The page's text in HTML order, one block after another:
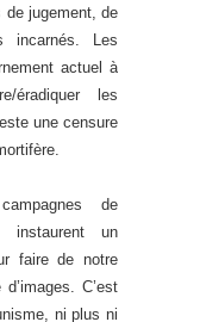
de jugement, de
incarnés. Les
actuel à
éradiquer les
une censure
de
instaurent un
faire de notre
C’est
ni plus ni